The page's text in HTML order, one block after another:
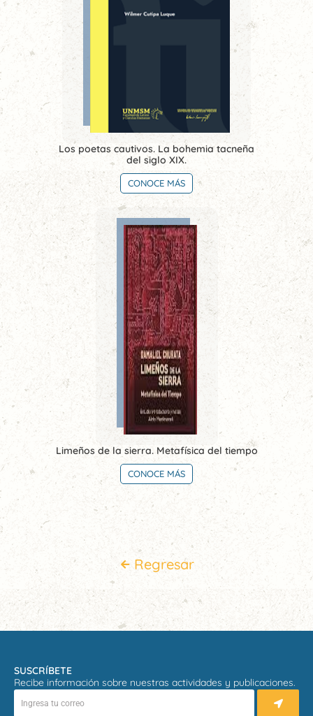
Los poetas cautivos. La bohemia tacneña
del siglo XIX.
CONOCE MÁS
Limeños de la sierra. Metafísica del tiempo
CONOCE MÁS
Regresar
SUSCRÍBETE
Recibe información sobre nuestras actividades y publicaciones.